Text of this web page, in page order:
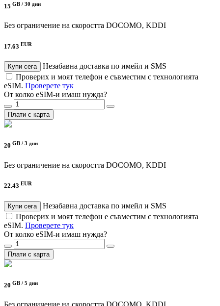
15 GB / 30 дни
Без ограничение на скоростта DOCOMO, KDDI
17.63 EUR
Купи сега
Незабавна доставка по имейл и SMS
Проверих и моят телефон е съвместим с технологията
eSIM. Проверете тук
От колко eSIM-и имаш нужда?
Плати с карта
20 GB / 3 дни
Без ограничение на скоростта DOCOMO, KDDI
22.43 EUR
Купи сега
Незабавна доставка по имейл и SMS
Проверих и моят телефон е съвместим с технологията
eSIM. Проверете тук
От колко eSIM-и имаш нужда?
Плати с карта
20 GB / 5 дни